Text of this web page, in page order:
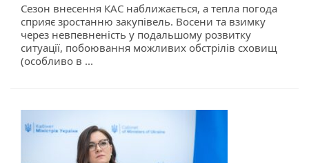
Сезон внесення КАС наближається, а тепла погода
сприяє зростанню закупівель. Восени та взимку
через невпевненість у подальшому розвитку
ситуації, побоювання можливих обстрілів сховищ
(особливо в ...